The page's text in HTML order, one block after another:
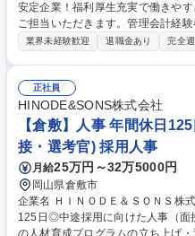
安定企業！福利厚生充実で働きやすさ 仕事の内容 当社の経営管理
ご担当いただきます。管理会計経
をお持ちの方にお勧めの求人です。 【業務詳細】■予算計画策定 ■社内
元にした経営幹部・親会社への報
ータの集計、分析（月次・四半期
た経営幹部・親会社への報告資料
る際の財務影響算定サポート ■重要プロジ
東区/経営管理】日本が誇る安定企
業界未経験歓迎 退職金あり 完全
正社員
HINODE&SONS株式会社
【倉敷】人事 年間休日
接・選考官) 採用人事
月給25万円～32万5000円
岡山県倉敷市
企業名 ＨＩＮＯＤＥ＆ＳＯＮＳ株式会社 求人名 【倉敷】人事◎
125日◎中途採用に向けた人事（面接・選考官） 仕事
の人材育成プログラムの立ち上げ